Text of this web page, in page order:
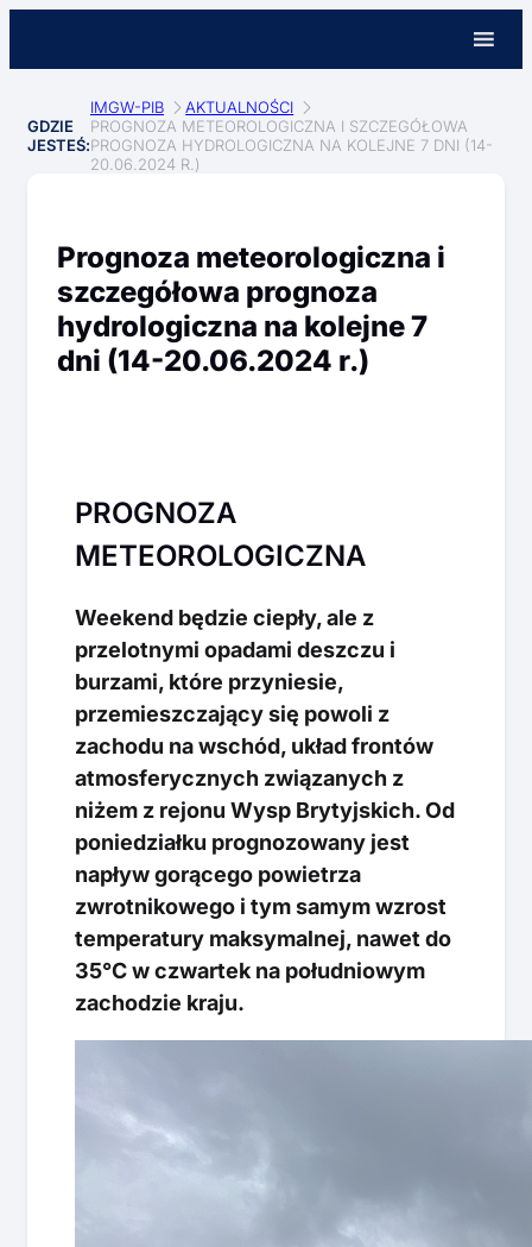
GDZIE
JESTEŚ:
IMGW-PIB
AKTUALNOŚCI
PROGNOZA METEOROLOGICZNA I SZCZEGÓŁOWA
PROGNOZA HYDROLOGICZNA NA KOLEJNE 7 DNI (14-
20.06.2024 R.)
Prognoza meteorologiczna i
szczegółowa prognoza
hydrologiczna na kolejne 7
dni (14-20.06.2024 r.)
PROGNOZA
METEOROLOGICZNA
Weekend będzie ciepły, ale z
przelotnymi opadami deszczu i
burzami, które przyniesie,
przemieszczający się powoli z
zachodu na wschód, układ frontów
atmosferycznych związanych z
niżem z rejonu Wysp Brytyjskich. Od
poniedziałku prognozowany jest
napływ gorącego powietrza
zwrotnikowego i tym samym wzrost
temperatury maksymalnej, nawet do
35°C w czwartek na południowym
zachodzie kraju.